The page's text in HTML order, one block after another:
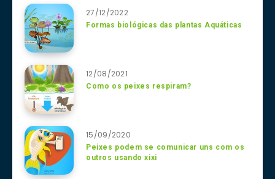
27/12/2022
Formas biológicas das plantas Aquáticas
12/08/2021
Como os peixes respiram?
15/09/2020
Peixes podem se comunicar uns com os
outros usando xixi